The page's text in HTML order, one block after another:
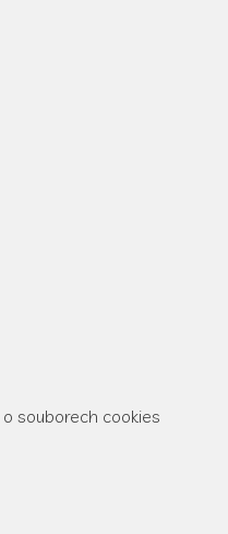
souborech cookies